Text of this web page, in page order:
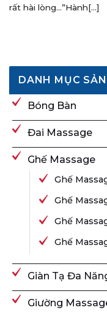
rất hài lòng…”Hành[...]
DANH MỤC
Bóng Bàn
Đai Massage
Ghế Massage
Ghế
Ghế
Ghế
Ghế
Giàn Tạ Đa
Giường